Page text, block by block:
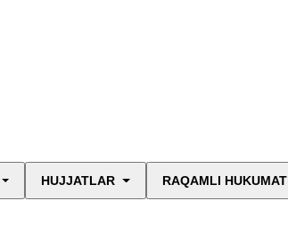
HUJJATLAR RAQAMLI HUKUMAT